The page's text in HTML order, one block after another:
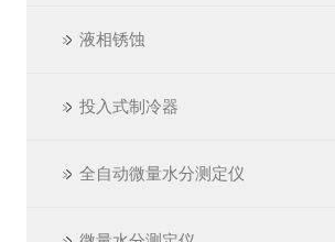
液相锈蚀
投入式制冷器
全自动微量水分测定仪